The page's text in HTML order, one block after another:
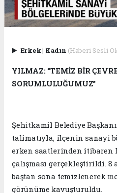
Erkek| Kadın (Haberi Sesli
YILMAZ: “TEMİZ BİR
SORUMLULUĞUMUZ”
Şehitkamil Belediye Başkanı
talimatıyla, ilçenin sanayi
erken saatlerinden itibaren
çalışması gerçekleştirildi. 8
baştan sona temizlenerek
görünüme kavuşturuldu.